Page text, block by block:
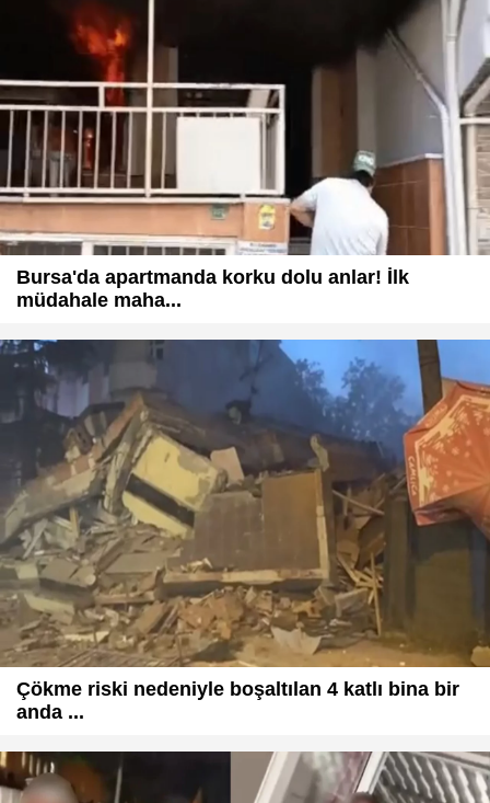
Bursa'da apartmanda korku dolu anlar! İlk
müdahale maha...
Çökme riski nedeniyle boşaltılan 4 katlı bina bir
anda ...